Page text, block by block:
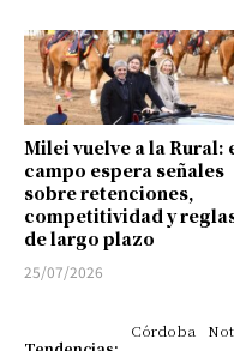
Milei vuelve a la Rural:
campo espera señales
sobre retenciones,
competitividad y
de largo plazo
25/07/2026
Córdoba